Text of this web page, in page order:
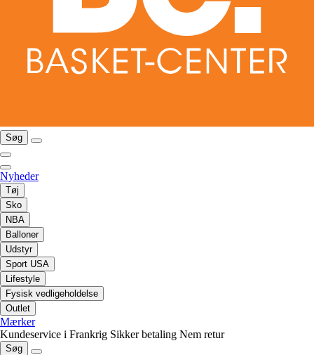
Søg
Nyheder
Tøj
Sko
NBA
Balloner
Udstyr
Sport USA
Lifestyle
Fysisk vedligeholdelse
Outlet
Mærker
Kundeservice i Frankrig Sikker betaling Nem retur
Søg